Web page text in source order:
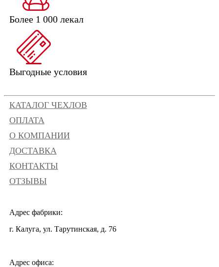
Более 1 000 лекал
Выгодные условия
КАТАЛОГ ЧЕХЛОВ
ОПЛАТА
О КОМПАНИИ
ДОСТАВКА
КОНТАКТЫ
ОТЗЫВЫ
Адрес фабрики:
г. Калуга, ул. Тарутинская, д. 76
Адрес офиса: